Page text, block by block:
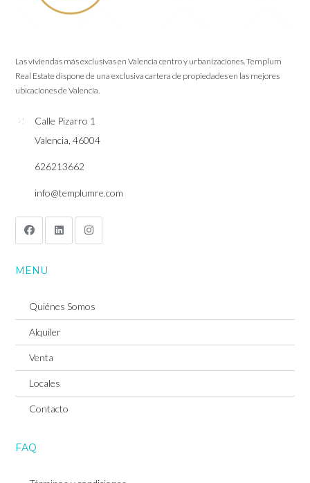
Las viviendas más exclusivas en Valencia centro y urbanizaciones. Templum
Real Estate dispone de una exclusiva cartera de propiedades en las mejores
ubicaciones de Valencia.
Calle Pizarro 1
Valencia, 46004
626213662
info@templumre.com
MENU
Quiénes Somos
Alquiler
Venta
Locales
Contacto
FAQ